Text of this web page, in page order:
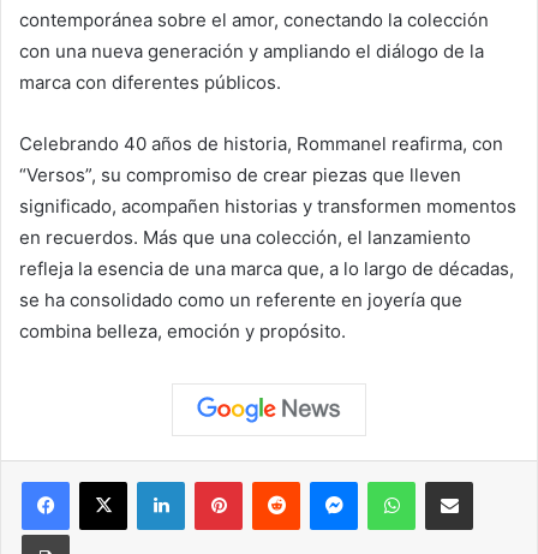
contemporánea sobre el amor, conectando la colección
con una nueva generación y ampliando el diálogo de la
marca con diferentes públicos.
Celebrando 40 años de historia, Rommanel reafirma, con
“Versos”, su compromiso de crear piezas que lleven
significado, acompañen historias y transformen momentos
en recuerdos. Más que una colección, el lanzamiento
refleja la esencia de una marca que, a lo largo de décadas,
se ha consolidado como un referente en joyería que
combina belleza, emoción y propósito.
Facebook
X LinkedInPinterestReddit MessengerWhatsAppCompartir vía correo
Imprimir